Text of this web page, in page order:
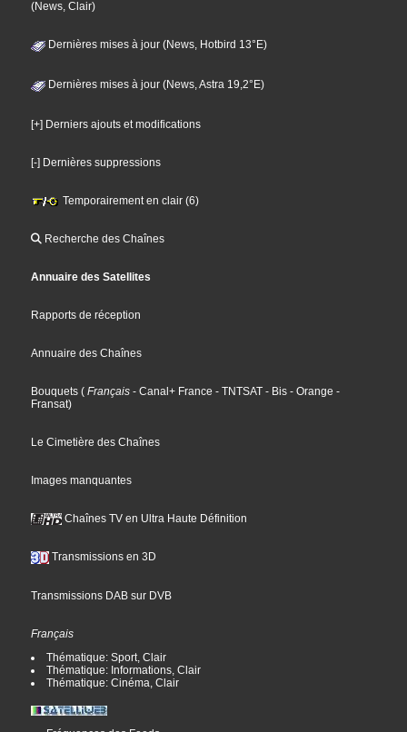
(News, Clair)
Dernières mises à jour (News, Hotbird 13°E)
Dernières mises à jour (News, Astra 19,2°E)
[+] Derniers ajouts et modifications
[-] Dernières suppressions
Temporairement en clair (6)
Recherche des Chaînes
Annuaire des Satellites
Rapports de réception
Annuaire des Chaînes
Bouquets ( Français - Canal+ France - TNTSAT - Bis - Orange -
Fransat)
Le Cimetière des Chaînes
Images manquantes
Chaînes TV en Ultra Haute Définition
Transmissions en 3D
Transmissions DAB sur DVB
Français
Thématique: Sport, Clair
Thématique: Informations, Clair
Thématique: Cinéma, Clair